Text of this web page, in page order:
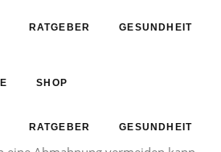
RATGEBER GESUNDHEIT
RATGEBER GESUNDHEIT
SHOP